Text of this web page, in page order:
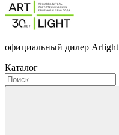
официальный дилер Arlight
Каталог